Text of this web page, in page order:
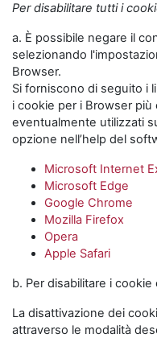
Per disabilitare tutti i
a. È possibile negare il
selezionando
Browser.
Si forniscono di seguito i
i cookie per i Browser
eventualmente utilizzati
opzione nell’help del
Microsoft Internet
Microsoft Edge
Google Chrome
Mozilla Firefox
Opera
Apple Safari
b. Per disabilitare i cookie
La disattivazione dei
attraverso le modalità